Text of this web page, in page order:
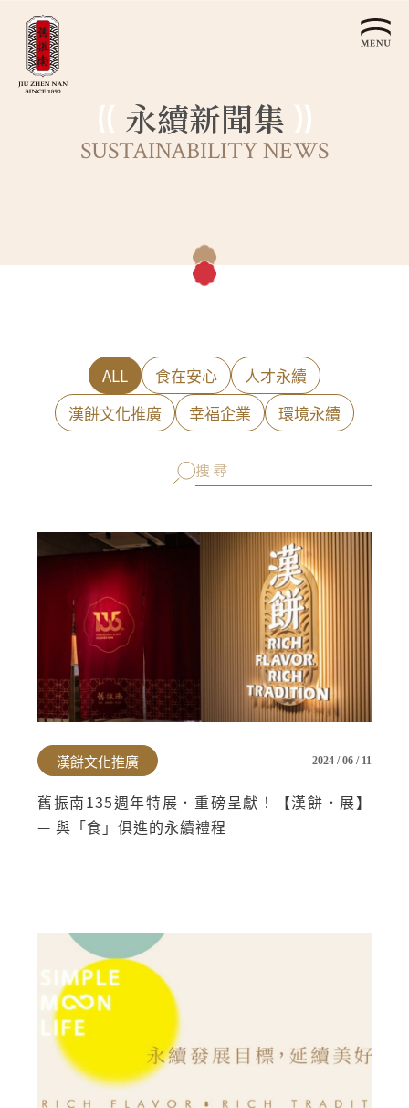
關於我們
認識漢餅文化
漢餅文化
文化體驗
產品介紹
預約品鑑
企業永續
利害關係人
全台據點
客服中心
會員禮遇
人才招募
線上購物 會員禮遇 企業客製
© 2026 JIU ZHEN NAN.CO All rights reserved
永續新聞集
SUSTAINABILITY NEWS
ALL 食在安心
人才永續
漢餅文化推廣
幸福企業 環境永續
漢餅文化推廣 2024 / 06 / 11
舊振南135週年特展．重磅呈獻！【漢餅．展】
— 與「食」俱進的永續禮程